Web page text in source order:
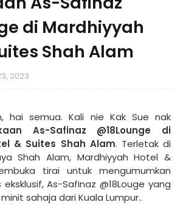
di Mardhiyyah
Shah Alam
2023
hai semua. Kali nie Kak Sue nak
As-Safinaz @18Lounge di
& Suites Shah Alam. Terletak di
Shah Alam, Mardhiyyah Hotel &
tirai untuk mengumumkan
As-Safinaz @18Louge yang
sahaja dari Kuala Lumpur..